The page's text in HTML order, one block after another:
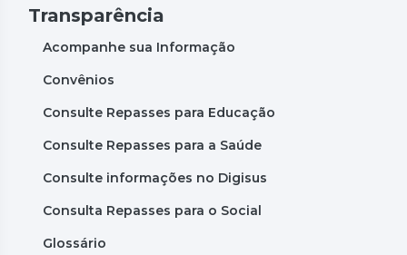
Transparência
Acompanhe sua Informação
Convênios
Consulte Repasses para Educação
Consulte Repasses para a Saúde
Consulte informações no Digisus
Consulta Repasses para o Social
Glossário